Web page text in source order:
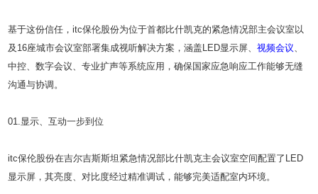
基于这份信任，itc保伦股份为位于首都比什凯克的紧急情况部主会议室以
及16座城市会议室部署集成视听解决方案，涵盖LED显示屏、 视频会议、
中控、数字会议、专业扩声等系统应用，确保国家应急响应工作能够无缝
沟通与协调。
01.显示、互动一步到位
itc保伦股份在吉尔吉斯斯坦紧急情况部比什凯克主会议室空间配置了LED
显示屏，其亮度、对比度经过精准调试，能够完美适配室内环境。